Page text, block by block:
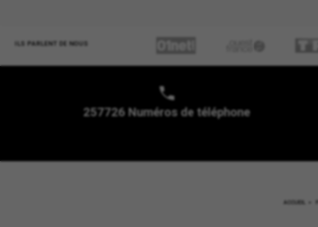
ILS PARLENT DE NOUS
257726 Numéros de téléphone
ACCUEIL